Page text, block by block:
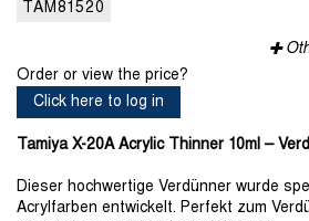
TAM81520
Order or view the price?
Click here to log in
Tamiya X-20A Acrylic Thinner 10ml –
Dieser hochwertige Verdünner wurde
Acrylfarben entwickelt. Perfekt zum